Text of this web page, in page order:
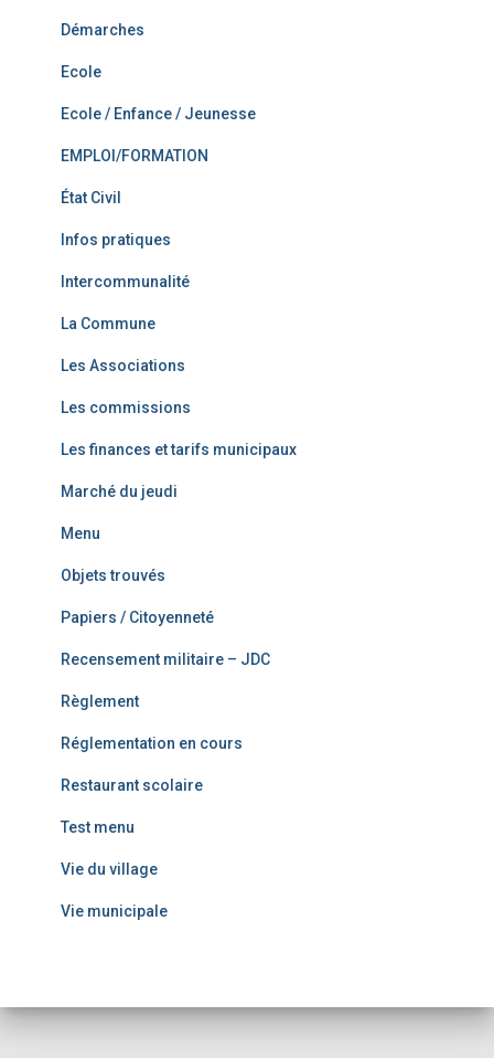
Démarches
Ecole
Ecole / Enfance / Jeunesse
EMPLOI/FORMATION
État Civil
Infos pratiques
Intercommunalité
La Commune
Les Associations
Les commissions
Les finances et tarifs municipaux
Marché du jeudi
Menu
Objets trouvés
Papiers / Citoyenneté
Recensement militaire – JDC
Règlement
Réglementation en cours
Restaurant scolaire
Test menu
Vie du village
Vie municipale